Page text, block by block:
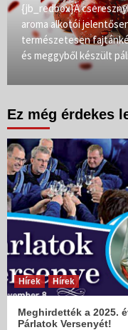
{jb_redbox}A
aroma alkotói
természetesen
és meggyből készült
Ez még érdekes
Hírek Hírek
Meghirdették a 2025.
Párlatok Versenyét!